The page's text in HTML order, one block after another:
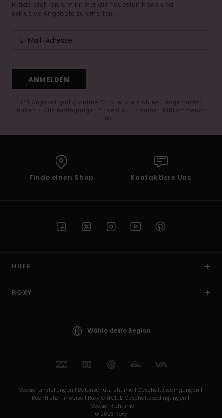
Melde dich an, um immer die neuesten News und
exklusive Angebote zu erhalten.
ANMELDEN
(*) Angebot gültig online für alle, die sich neu angemeldet
haben - Alle Bedingungen findest du in deiner Willkommens-
Mail
Finde einen Shop Kontaktiere Uns
HILFE
ROXY
Wähle deine Region
Cookie-Einstellungen | Datenschutzrichtlinie | Geschäftsbedingungen |
Rechtliche Hinweise | Roxy Girl Club Geschäftsbedingungen |
Cookie-Richtlinie
© 2026 Roxy